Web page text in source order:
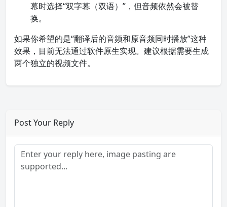
幕时选择“双字幕（双语）”，但音频依然会被替
换。
如果你希望的是“翻译后的音频和原音频同时播放”这种
效果，目前无法通过软件原生实现。建议根据需要生成
两个独立的视频文件。
Post Your Reply